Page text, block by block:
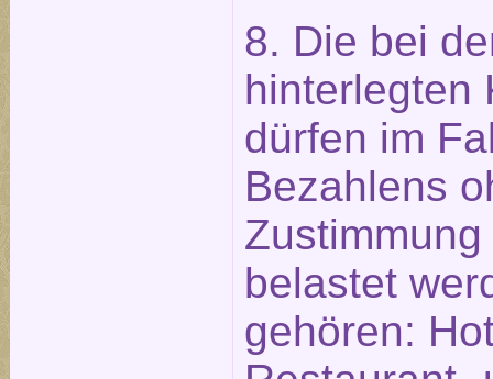
8. Die bei
hinterlegten
dürfen im
Bezahlens
belastet
gehören: